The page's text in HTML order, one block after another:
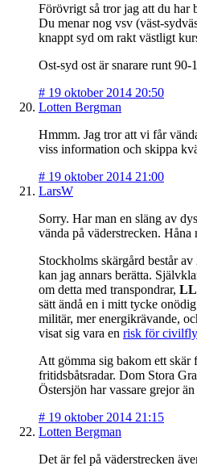
Förövrigt så tror jag att du har
Du menar nog vsv (väst-
knappt syd om rakt västligt
Ost-syd ost är snarare runt 90-
# 19 oktober 2014 20:50
Lotten Bergman
Hmmm. Jag tror att vi får
viss information och skippa
# 19 oktober 2014 21:00
LarsW
Sorry. Har man en släng av
vända på väderstrecken. Håna
Stockholms skärgård består
kan jag annars berätta.
om detta med transpondrar,
sätt ändå en i mitt tycke
militär, mer energikrävande,
visat sig vara en risk för
Att gömma sig bakom ett skär
fritidsbåtsradar. Dom Stora
Östersjön har vassare grejor än
# 19 oktober 2014 21:15
Lotten Bergman
Det är fel på väderstrecken